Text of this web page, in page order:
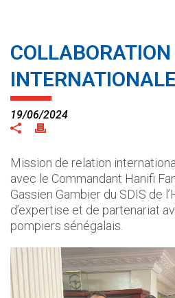
COLLABORATION
INTERNATIONALE
19/06/2024
Mission de relation
avec le Commandant Hanifi
Gassien Gambier du SDIS de
d’expertise et de partenariat
pompiers sénégalais.